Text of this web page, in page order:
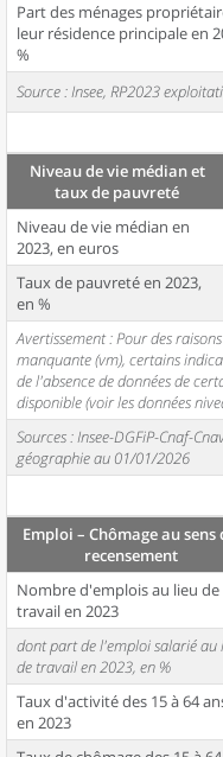
Part des ménages
leur résidence principale en
%
Source : Insee, RP2023
Niveau de vie médian et
taux de pauvreté
Niveau de vie médian en
2023, en euros
Taux de pauvreté en 2023,
en %
Avertissement : Pour des
manquante (vm), certains
de l'absence de données de
disponible (voir les données
Sources : Insee-DGFiP-Cnaf-
géographie au 01/01/2026
Emploi – Chômage au sens
recensement
Nombre d'emplois au lieu de
travail en 2023
dont part de l'emploi salarié au
de travail en 2023, en %
Taux d'activité des 15 à 64
en 2023